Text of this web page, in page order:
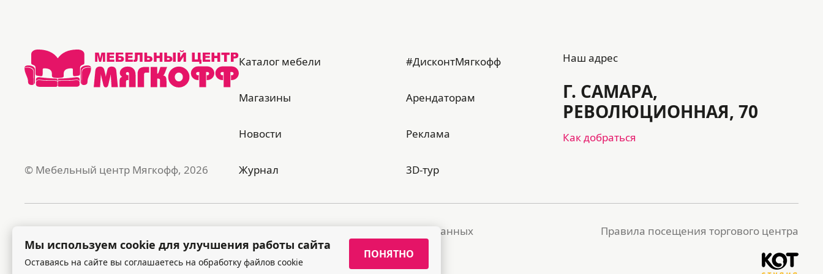
© Мебельный центр Мягкофф, 2026
Каталог мебели
Магазины
Новости
Журнал
#ДисконтМягкофф
Арендаторам
Реклама
3D-тур
Наш адрес
Г. САМАРА,
РЕВОЛЮЦИОННАЯ, 70
Как добраться
Политика обработки персональных данных Правила посещения торгового центра
Мы используем cookie для улучшения работы сайта
Оставаясь на сайте вы соглашаетесь на обработку файлов cookie
ПОНЯТНО